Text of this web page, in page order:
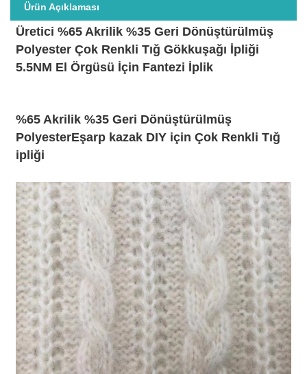
Ürün Açıklaması
Üretici %65 Akrilik %35 Geri Dönüştürülmüş
Polyester Çok Renkli Tığ Gökkuşağı İpliği
5.5NM El Örgüsü İçin Fantezi İplik
%65 Akrilik %35 Geri Dönüştürülmüş
PolyesterEşarp kazak DIY için Çok Renkli Tığ
ipliği